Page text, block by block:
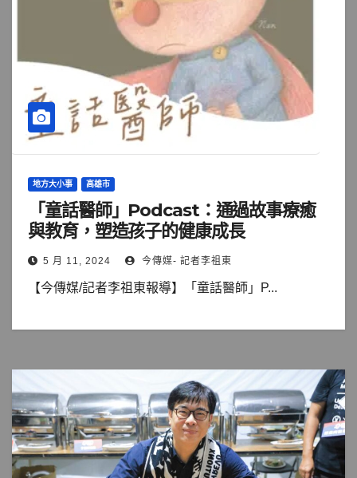
地方大小事 高雄市
「童話醫師」Podcast：通過故事療癒
與教育，塑造孩子的健康成長
5 月 11, 2024 今傳媒- 記者李祖東
【今傳媒/記者李祖東報導】「童話醫師」P...